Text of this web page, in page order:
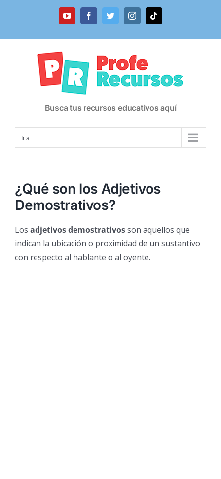
YouTubeFacebookTwitterInstagramTiktok
Busca tus recursos educativos aquí
Ir a...
¿Qué son los Adjetivos
Demostrativos?
Los adjetivos demostrativosson aquellos que
indican la ubicación o proximidad de un sustantivo
con respecto al hablante o al oyente.